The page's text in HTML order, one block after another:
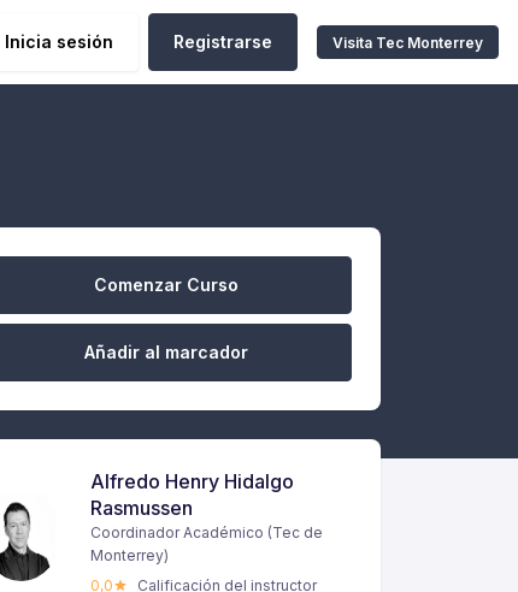
Inicia sesión Registrarse Visita Tec Monterrey
Comenzar Curso
Añadir al marcador
Alfredo Henry Hidalgo
Rasmussen
Coordinador Académico (Tec de
Monterrey)
0,0
Calificación del instructor